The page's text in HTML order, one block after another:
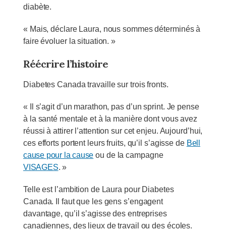
diabète.
« Mais, déclare Laura, nous sommes déterminés à
faire évoluer la situation. »
Réécrire l’histoire
Diabetes Canada travaille sur trois fronts.
« Il s’agit d’un marathon, pas d’un sprint. Je pense
à la santé mentale et à la manière dont vous avez
réussi à attirer l’attention sur cet enjeu. Aujourd’hui,
ces efforts portent leurs fruits, qu’il s’agisse de Bell
cause pour la cause ou de la campagne
VISAGES. »
Telle est l’ambition de Laura pour Diabetes
Canada. Il faut que les gens s’engagent
davantage, qu’il s’agisse des entreprises
canadiennes, des lieux de travail ou des écoles.